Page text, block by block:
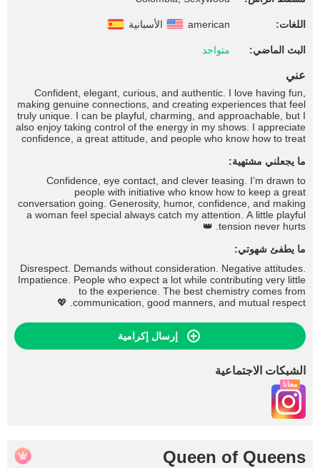
اللغات: american الأسبانية
البث الماضي: متواجد
عني
Confident, elegant, curious, and authentic. I love having fun,
making genuine connections, and creating experiences that feel
truly unique. I can be playful, charming, and approachable, but I
also enjoy taking control of the energy in my shows. I appreciate
confidence, a great attitude, and people who know how to treat
conversations, sharing laughs, learning interesting things, and
Some people come looking to relax, while others enjoy spoiling
me a little. Whatever your style may be, I like every experience
to have personality, chemistry, and plenty of fun.✨
ما يجعلني مشتهية:
Confidence, eye contact, and clever teasing. I’m drawn to
people with initiative who know how to keep a great
conversation going. Generosity, humor, confidence, and making
a woman feel special always catch my attention. A little playful
tension never hurts. 👑
ما يطفئ شهوتي:
Disrespect. Demands without consideration. Negative attitudes.
Impatience. People who expect a lot while contributing very little
to the experience. The best chemistry comes from
communication, good manners, and mutual respect. 💖
إرسال إكرامية
الشبكات الاجتماعية
مجاناً
Queen of Queens